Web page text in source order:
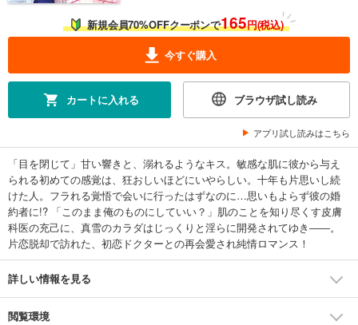
新規会員70%OFFクーポンで165円(税込)
今すぐ購入
カートに入れる ブラウザ試し読み
アプリ試し読みはこちら
「目を閉じて」甘い響きと、溺れるようなキス。敏感な肌に彼から与え
られる初めての感覚は、狂おしいほどにいやらしい。十年も片思いし続
けた人。フラれる覚悟で会いに行ったはずなのに…思いもよらず彼の婚
約者に!? 「このまま俺のものにしていい？」肌のことを知り尽くす皮膚
科医の充己に、真雪のカラダはじっくりと淫らに開発されてゆき――。
片恋脱却で訪れた、初恋ドクターとの再会愛され純情ロマンス！
詳しい情報を見る
閲覧環境